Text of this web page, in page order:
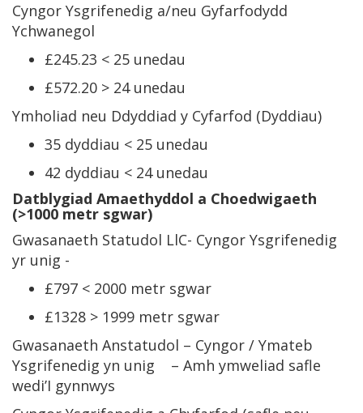
Cyngor Ysgrifenedig a/neu Gyfarfodydd
Ychwanegol
£245.23 < 25 unedau
£572.20 > 24 unedau
Ymholiad neu Ddyddiad y Cyfarfod (Dyddiau)
35 dyddiau < 25 unedau
42 dyddiau < 24 unedau
Datblygiad Amaethyddol a Choedwigaeth
(>1000 metr sgwar)
Gwasanaeth Statudol LlC- Cyngor Ysgrifenedig
yr unig -
£797 < 2000 metr sgwar
£1328 > 1999 metr sgwar
Gwasanaeth Anstatudol – Cyngor / Ymateb
Ysgrifenedig yn unig – Amh ymweliad safle
wedi’I gynnwys